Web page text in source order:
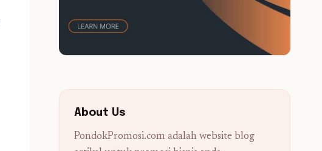
About Us
PondokPromosi.com adalah website blog